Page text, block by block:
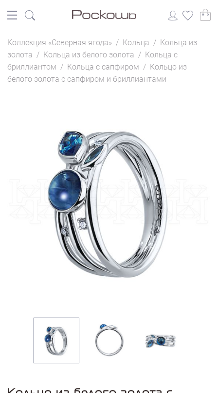
Коллекция «Северная ягода» / Кольца / Кольца из
золота / Кольца из белого золота / Кольца с
бриллиантом / Кольца с сапфиром / Кольцо из
белого золота с сапфиром и бриллиантами